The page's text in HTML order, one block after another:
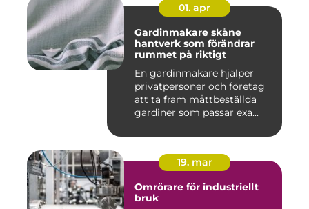
01. apr
Gardinmakare skåne
hantverk som förändrar
rummet på riktigt
En gardinmakare hjälper
privatpersoner och företag
att ta fram måttbeställda
gardiner som passar exa...
19. mar
Omrörare för industriellt
bruk